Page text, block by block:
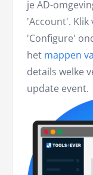
je AD-
'Account'. Klik
'Configure'
het mappen
details welke
update event.